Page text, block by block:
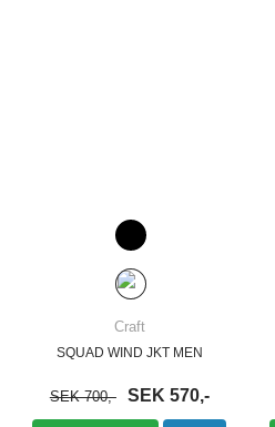
Craft
SQUAD WIND JKT MEN
SEK 700,- SEK 570,-